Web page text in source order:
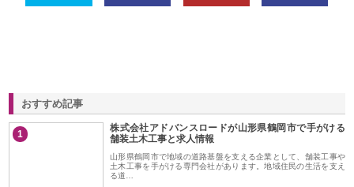
おすすめ記事
1
株式会社アドバンスロードが山形県鶴岡市で手がける
舗装土木工事と求人情報
山形県鶴岡市で地域の道路基盤を支える企業として、舗装工事や
土木工事を手がける専門会社があります。地域住民の生活を支え
る道…